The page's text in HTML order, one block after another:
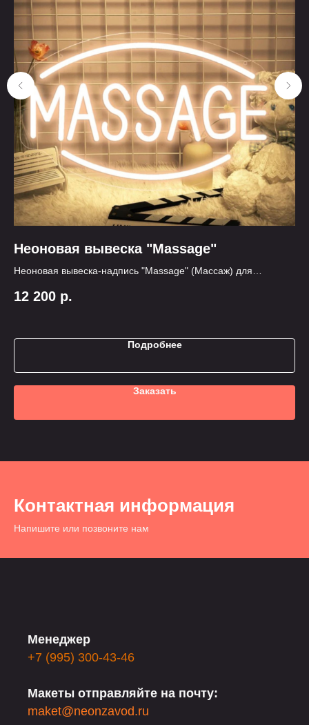
Неоновая вывеска "Massage"
Неоновая вывеска-надпись "Massage" (Массаж) для
12 200 р.
Подробнее
Заказать
Контактная информация
Напишите или позвоните нам
Менеджер
+7 (995) 300-43-46
Макеты отправляйте на почту:
maket@neonzavod.ru